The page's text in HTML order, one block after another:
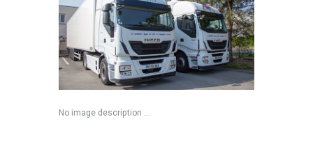
No image description ...